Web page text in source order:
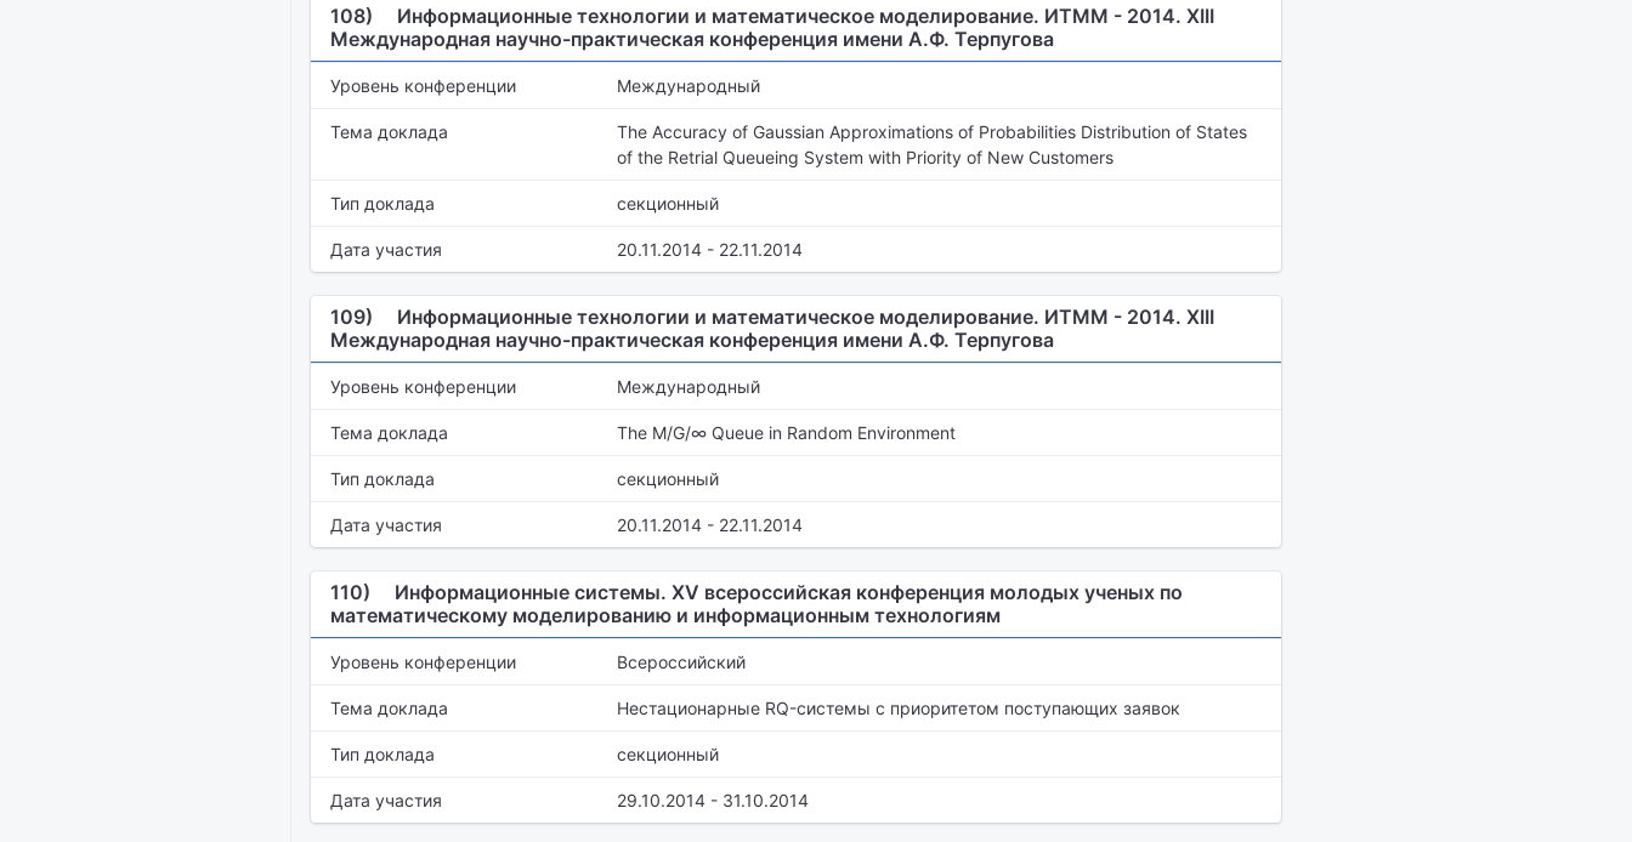
108)
Информационные технологии и математическое моделирование. ИТММ - 2014. XIII
Международная научно-практическая конференция имени А.Ф. Терпугова
Уровень конференции Международный
Тема доклада
The Accuracy of Gaussian Approximations of Probabilities Distribution of States
of the Retrial Queueing System with Priority of New Customers
Тип доклада секционный
Дата участия 20.11.2014 - 22.11.2014
109)
Информационные технологии и математическое моделирование. ИТММ - 2014. XIII
Международная научно-практическая конференция имени А.Ф. Терпугова
Уровень конференции Международный
Тема доклада The M/G/∞ Queue in Random Environment
Тип доклада секционный
Дата участия 20.11.2014 - 22.11.2014
110)
Информационные системы. XV всероссийская конференция молодых ученых по
математическому моделированию и информационным технологиям
Уровень конференции Всероссийский
Тема доклада Нестационарные RQ-системы с приоритетом поступающих заявок
Тип доклада секционный
Дата участия 29.10.2014 - 31.10.2014